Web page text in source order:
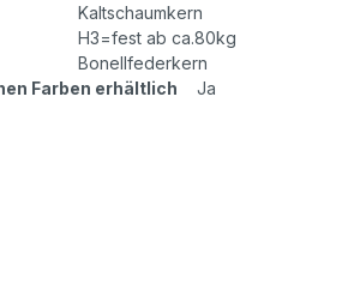
Kaltschaumkern
H3=fest ab ca.80kg
Bonellfederkern
Farben erhältlich
Ja